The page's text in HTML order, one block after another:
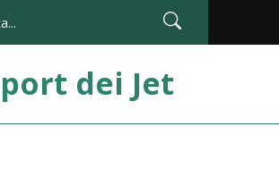
dei Jet